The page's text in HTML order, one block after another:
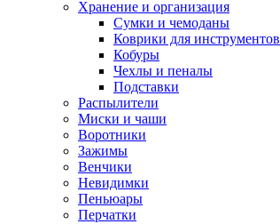
Хранение и организация
Сумки и чемоданы
Коврики для инструментов
Кобуры
Чехлы и пеналы
Подставки
Распылители
Миски и чаши
Воротники
Зажимы
Венчики
Невидимки
Пеньюары
Перчатки